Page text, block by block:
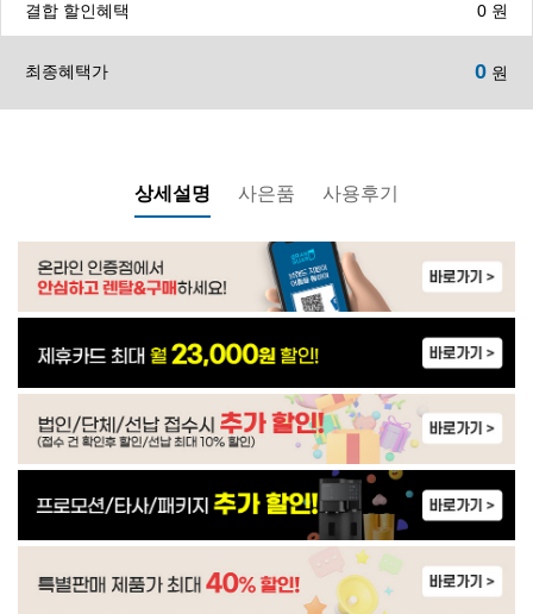
WP-30C9560N | 24,900
WP-60C90010M | 24,900
WP-60C90010M | 24,900
IM-50G604S0 | 59,900
WP-45S90510M | 31,900
결합 할인혜택
0 원
최종혜택가 0 원
상세설명 사은품 사용후기